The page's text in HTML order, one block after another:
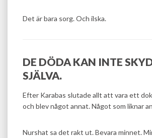
Det är bara sorg. Och ilska.
DE DÖDA KAN INTE
SJÄLVA.
Efter Karabas slutade allt att vara ett
och blev något annat. Något som liknar
Nurshat sa det rakt ut. Bevara minnet.